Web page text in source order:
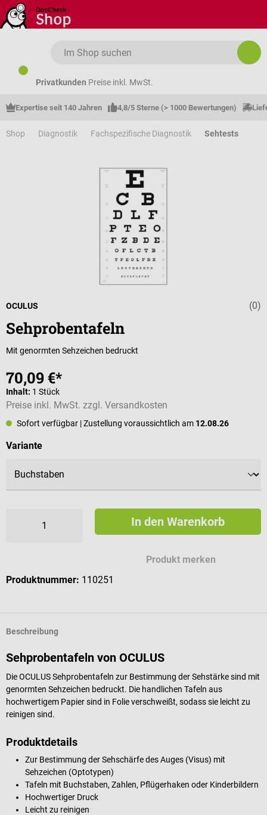
Zum Hauptinhalt springen
Privatkunden Preise inkl. MwSt.
Expertise seit 140 Jahren 4,8/5 Sterne (> 1000 Bewertungen)
Shop Diagnostik Fachspezifische Diagnostik Sehtests
(0)
OCULUS
Sehprobentafeln
Mit genormten Sehzeichen bedruckt
70,09 €*
Inhalt: 1 Stück
Preise inkl. MwSt. zzgl. Versandkosten
Sofort verfügbar | Zustellung voraussichtlich am 12.08.26
Varianteauswählen
In den Warenkorb
Produkt merken
Produktnummer: 110251
Beschreibung
Sehprobentafeln von OCULUS
Die OCULUS Sehprobentafeln zur Bestimmung der Sehstärke sind mit
genormten Sehzeichen bedruckt. Die handlichen Tafeln aus
hochwertigem Papier sind in Folie verschweißt, sodass sie leicht zu
reinigen sind.
Produktdetails
Zur Bestimmung der Sehschärfe des Auges (Visus) mit
Sehzeichen (Optotypen)
Tafeln mit Buchstaben, Zahlen, Pflügerhaken oder Kinderbildern
Hochwertiger Druck
Leicht zu reinigen